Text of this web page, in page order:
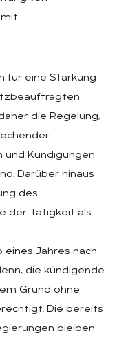
mit
für eine Stärkung
die Regelung,
und Kündigungen
Darüber hinaus
des
der Tätigkeit als
Jahres nach
die kündigende
Grund ohne
Die bereits
bleiben